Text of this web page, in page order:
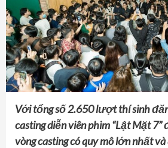
Với tổng số 2.650 lượt thí sinh
casting diễn viên phim “Lật Mặt
vòng casting có quy mô lớn nhất